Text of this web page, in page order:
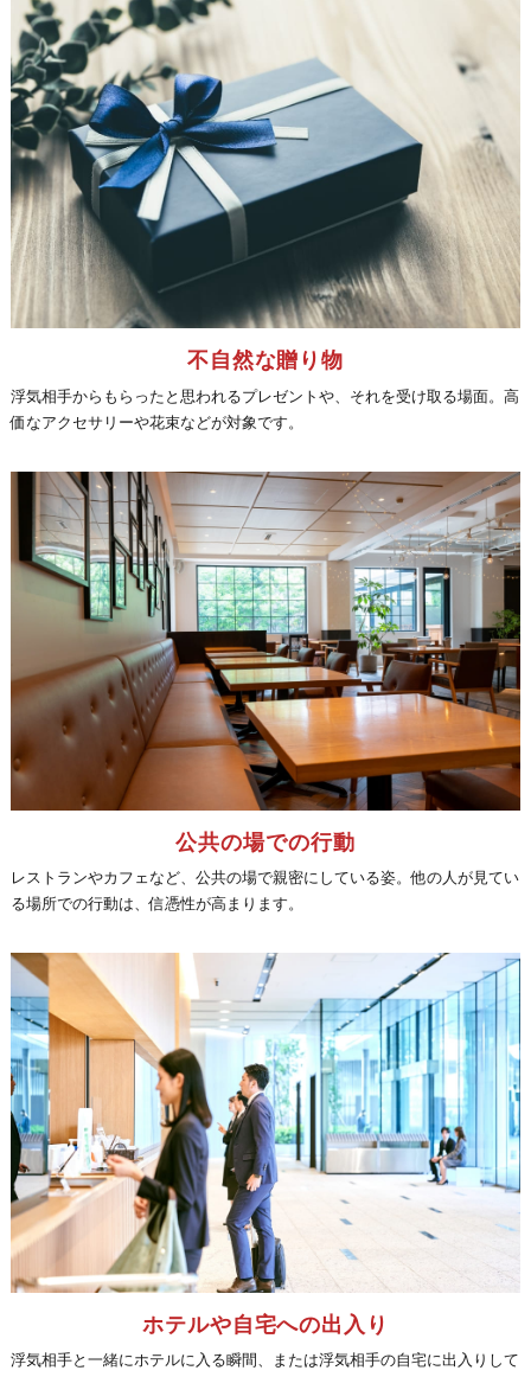
不自然な贈り物
浮気相手からもらったと思われるプレゼントや、それを受け取る場面。高
価なアクセサリーや花束などが対象です。
公共の場での行動
レストランやカフェなど、公共の場で親密にしている姿。他の人が見てい
る場所での行動は、信憑性が高まります。
ホテルや自宅への出入り
浮気相手と一緒にホテルに入る瞬間、または浮気相手の自宅に出入りして